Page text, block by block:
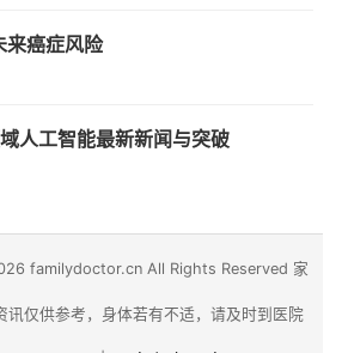
来癌症风险
人工智能最新新闻与突破
familydoctor.cn All Rights Reserved 家
讯仅供参考，身体若有不适，请及时到医院